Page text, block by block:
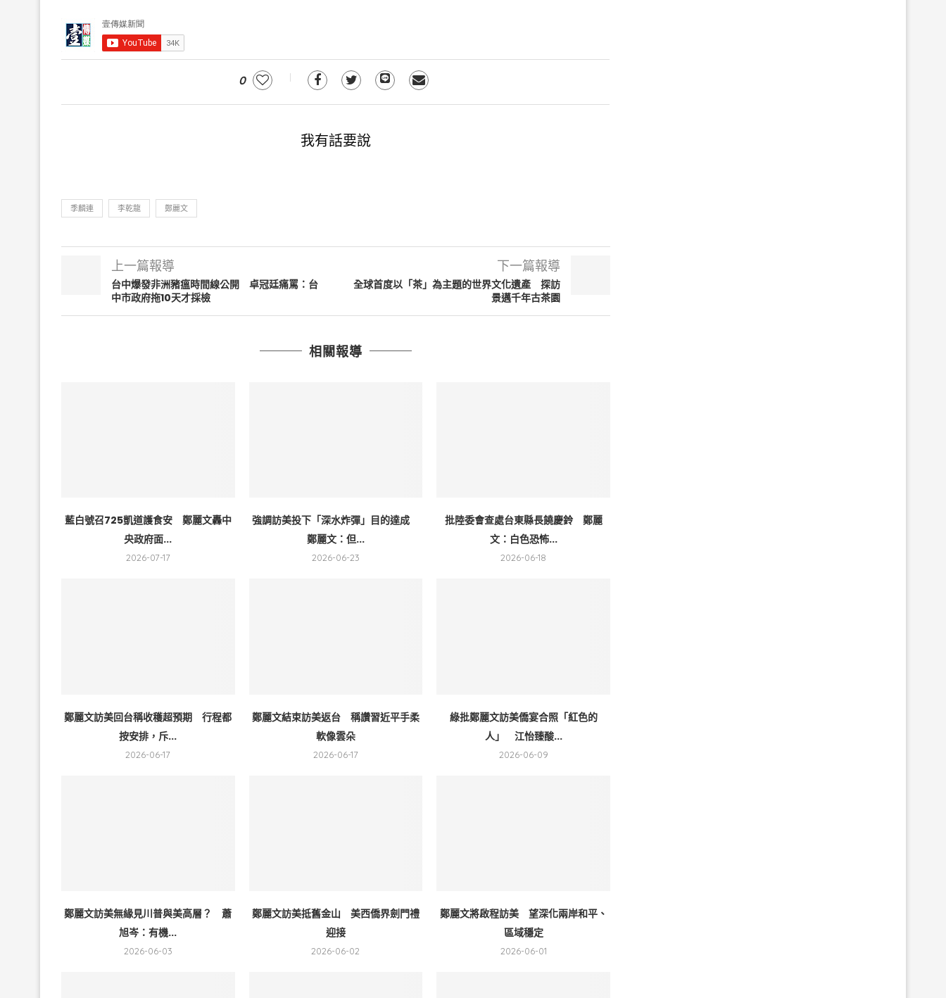
0
我有話要說
季麟連 李乾龍 鄭麗文
上一篇報導
台中爆發非洲豬瘟時間線公開 卓冠廷痛罵：台
中市政府拖10天才採檢
下一篇報導
全球首度以「茶」為主題的世界文化遺產 探訪
景邁千年古茶園
相關報導
藍白號召725凱道護食安 鄭麗文轟中
央政府面...
2026-07-17
強調訪美投下「深水炸彈」目的達成
鄭麗文：但...
2026-06-23
批陸委會查處台東縣長饒慶鈴 鄭麗
文：白色恐怖...
2026-06-18
鄭麗文訪美回台稱收穫超預期 行程都
按安排，斥...
2026-06-17
鄭麗文結束訪美返台 稱讚習近平手柔
軟像雲朵
2026-06-17
綠批鄭麗文訪美僑宴合照「紅色的
人」 江怡臻酸...
2026-06-09
鄭麗文訪美無緣見川普與美高層？ 蕭
旭岑：有機...
2026-06-03
鄭麗文訪美抵舊金山 美西僑界劍門禮
迎接
2026-06-02
鄭麗文將啟程訪美 望深化兩岸和平、
區域穩定
2026-06-01